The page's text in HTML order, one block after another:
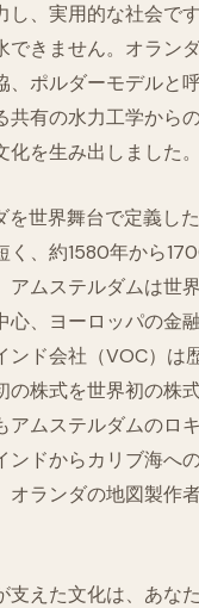
、実用的な社会で
できません。オラン
、ポルダーモデルと
有の水力工学からの
を生み出しました。
を世界舞台で定義し
く、約1580年から
アムステルダムは世
、ヨーロッパの金
ンド会社（VOC）は
株式を世界初の株
アムステルダムのロ
ンドからカリブ海へ
オランダの地図製作
えた文化は、あな